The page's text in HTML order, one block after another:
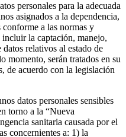
personales para la adecuada
asignados a la dependencia,
conforme a las normas y
la captación, manejo,
relativos al estado de
momento, serán tratados en su
de acuerdo con la legislación
datos personales sensibles
torno a la “Nueva
sanitaria causada por el
concernientes a: 1) la